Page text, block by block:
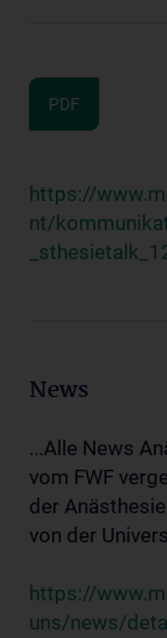
PDF
https://
nt/
News
...Alle News
vom FWF
der
von der
https://
uns/news/